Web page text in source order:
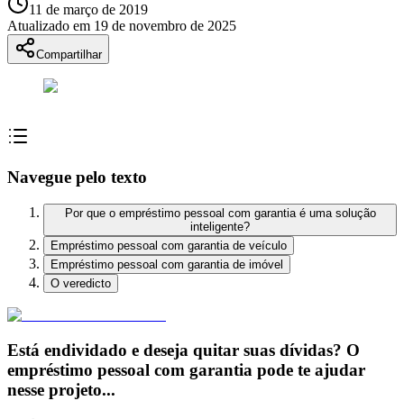
11 de março de 2019
Atualizado em 19 de novembro de 2025
Compartilhar
Navegue pelo texto
Por que o empréstimo pessoal com garantia é uma solução
inteligente?
Empréstimo pessoal com garantia de veículo
Empréstimo pessoal com garantia de imóvel
O veredicto
Está endividado e deseja quitar suas dívidas? O
empréstimo pessoal com garantia pode te ajudar
nesse projeto...